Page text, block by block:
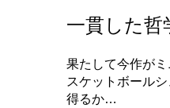
一貫した哲
果たして今作が
スケットボール
得るか…